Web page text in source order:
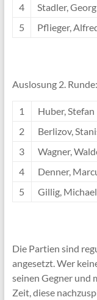
4
Stadler, Georg
5
Pflieger,
Auslosung 2. Runde:
1 Huber, Stefan
2
Berlizov,
3
Wagner,
4
Denner,
5
Gillig, Michael
Die Partien sind
angesetzt. Wer
seinen Gegner und
Zeit, diese